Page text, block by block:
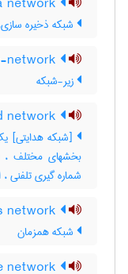
شبکه ذخیره
زیر-شبکه
[شبکه هدایتی]
بخشهای مختلف ،
شماره گیری تلفنی ،
شبکه همزمان